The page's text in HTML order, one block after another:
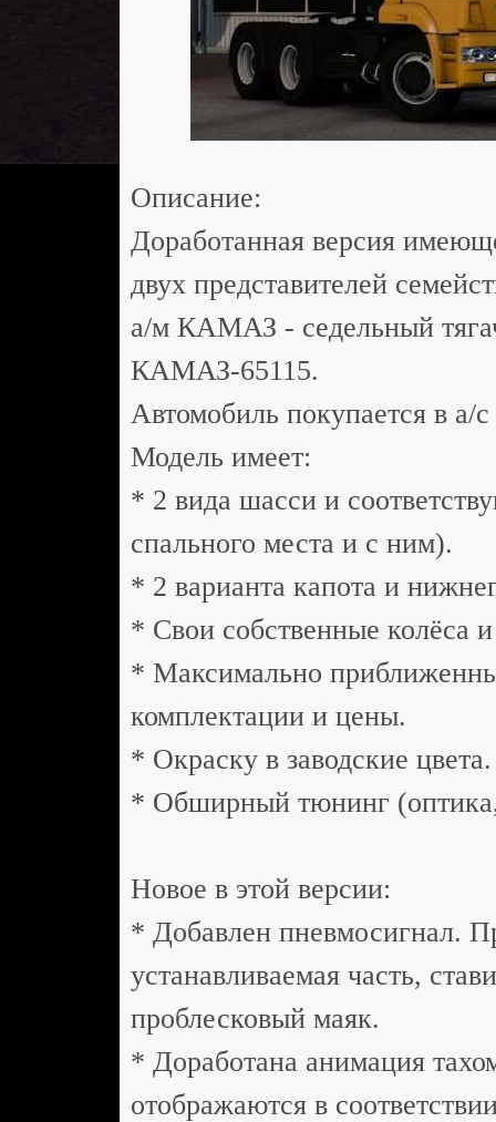
Описание:
Доработанная версия
двух представителей
а/м КАМАЗ - седельный
КАМАЗ-65115.
Автомобиль покупается в
Модель имеет:
* 2 вида шасси и
спального места и с ним).
* 2 варианта капота и
* Свои собственные колёса
* Максимально
комплектации и цены.
* Окраску в заводские цвета.
* Обширный тюнинг
Новое в этой версии:
* Добавлен пневмосигнал.
устанавливаемая часть,
проблесковый маяк.
* Доработана анимация
отображаются в